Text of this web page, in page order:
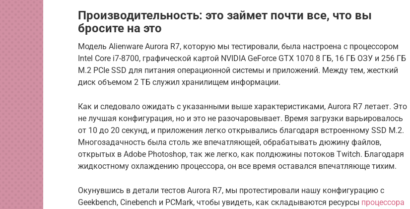
Производительность: это займет почти все, что вы
бросите на это
Модель Alienware Aurora R7, которую мы тестировали, была настроена с процессором
Intel Core i7-8700, графической картой NVIDIA GeForce GTX 1070 8 ГБ, 16 ГБ ОЗУ и 256 ГБ
M.2 PCIe SSD для питания операционной системы и приложений. Между тем, жесткий
диск объемом 2 ТБ служил хранилищем информации.
Как и следовало ожидать с указанными выше характеристиками, Aurora R7 летает. Это
не лучшая конфигурация, но и это не разочаровывает. Время загрузки варьировалось
от 10 до 20 секунд, и приложения легко открывались благодаря встроенному SSD M.2.
Многозадачность была столь же впечатляющей, обрабатывать дюжину файлов,
открытых в Adobe Photoshop, так же легко, как полдюжины потоков Twitch. Благодаря
жидкостному охлаждению процессора, он все время оставался впечатляюще тихим.
Окунувшись в детали тестов Aurora R7, мы протестировали нашу конфигурацию с
Geekbench, Cinebench и PCMark, чтобы увидеть, как складываются ресурсы процессора